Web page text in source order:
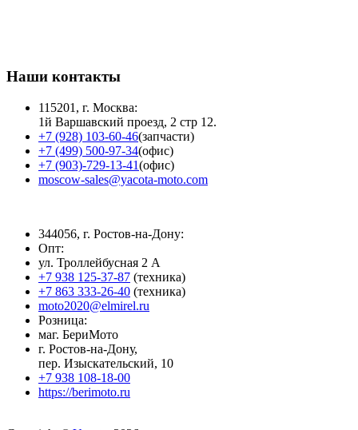
Наши контакты
115201, г. Москва:
1й Варшавский проезд, 2 стр 12.
+7 (928) 103-60-46(запчасти)
+7 (499) 500-97-34(офис)
+7 (903)-729-13-41(офис)
moscow-sales@yacota-moto.com
344056, г. Ростов-на-Дону:
Опт:
ул. Троллейбусная 2 А
+7 938 125-37-87 (техника)
+7 863 333-26-40 (техника)
moto2020@elmirel.ru
Розница:
маг. БериМото
г. Ростов-на-Дону,
пер. Изыскательский, 10
+7 938 108-18-00
https://berimoto.ru